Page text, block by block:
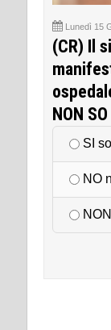
Lunedì 15
(CR) Il
NON SO
SI
NO